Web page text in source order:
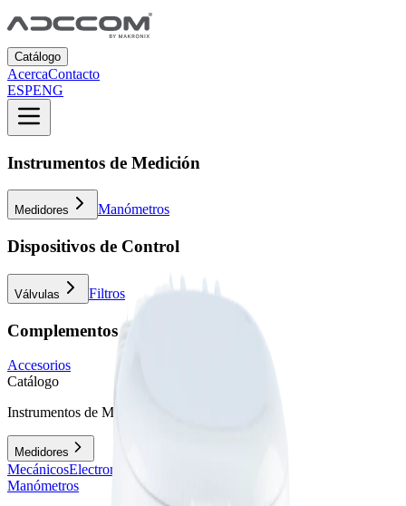
Catálogo
AcercaContacto
ESPENG
Instrumentos de Medición
Medidores Manómetros
Dispositivos de Control
Válvulas Filtros
Complementos
Accesorios
Catálogo
Instrumentos de Medición
Medidores
MecánicosElectromagnéticos
Manómetros